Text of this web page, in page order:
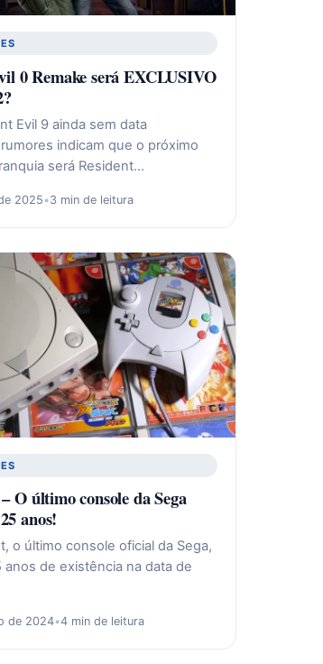
0 Remake será EXCLUSIVO
Evil 9 ainda sem data
indicam que o próximo
será Resident…
2025•3 min de leitura
O último console da Sega
anos!
o último console oficial da Sega,
anos de existência na data de
de 2024•4 min de leitura